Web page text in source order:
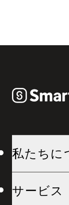
私たちに
サービス